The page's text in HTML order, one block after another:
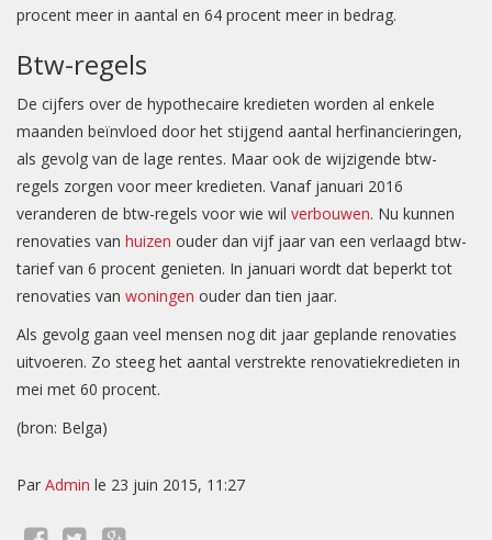
procent meer in aantal en 64 procent meer in bedrag.
Btw-regels
De cijfers over de hypothecaire kredieten worden al enkele
maanden beïnvloed door het stijgend aantal herfinancieringen,
als gevolg van de lage rentes. Maar ook de wijzigende btw-
regels zorgen voor meer kredieten. Vanaf januari 2016
veranderen de btw-regels voor wie wil verbouwen. Nu kunnen
renovaties van huizen ouder dan vijf jaar van een verlaagd btw-
tarief van 6 procent genieten. In januari wordt dat beperkt tot
renovaties van woningen ouder dan tien jaar.
Als gevolg gaan veel mensen nog dit jaar geplande renovaties
uitvoeren. Zo steeg het aantal verstrekte renovatiekredieten in
mei met 60 procent.
(bron: Belga)
Par Admin le 23 juin 2015, 11:27